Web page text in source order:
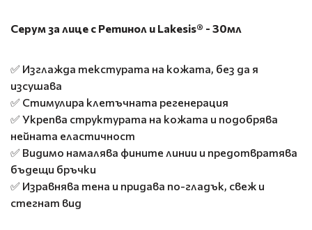
Серум за лице с Ретинол и Lakesis® - 30мл
✅ Изглажда текстурата на кожата, без да я
изсушава
✅ Стимулира клетъчната регенерация
✅ Укрепва структурата на кожата и подобрява
нейната еластичност
✅ Видимо намалява фините линии и предотвратява
бъдещи бръчки
✅ Изравнява тена и придава по-гладък, свеж и
стегнат вид